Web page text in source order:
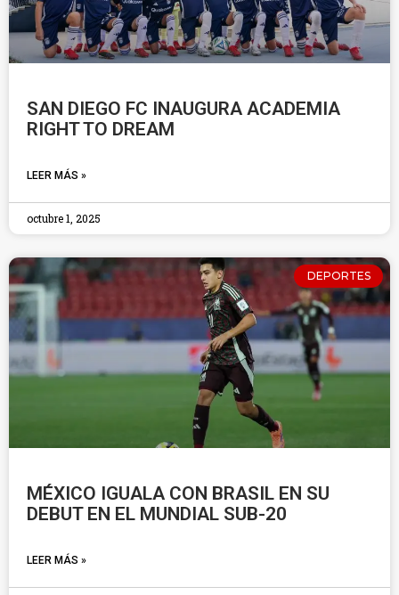
SAN DIEGO FC INAUGURA ACADEMIA
RIGHT TO DREAM
LEER MÁS »
octubre 1, 2025
DEPORTES
MÉXICO IGUALA CON BRASIL EN SU
DEBUT EN EL MUNDIAL SUB-20
LEER MÁS »